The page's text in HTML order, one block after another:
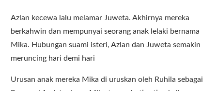
Azlan kecewa lalu melamar Juweta. Akhirnya mereka
berkahwin dan mempunyai seorang anak lelaki bernama
Mika. Hubungan suami isteri, Azlan dan Juweta semakin
meruncing hari demi hari
Urusan anak mereka Mika di uruskan oleh Ruhila sebagai